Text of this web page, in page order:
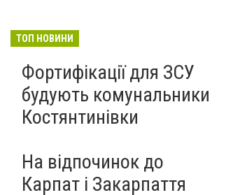
ТОП НОВИНИ
Фортифікації для ЗСУ
будують комунальники
Костянтинівки
На відпочинок до
Карпат і Закарпаття